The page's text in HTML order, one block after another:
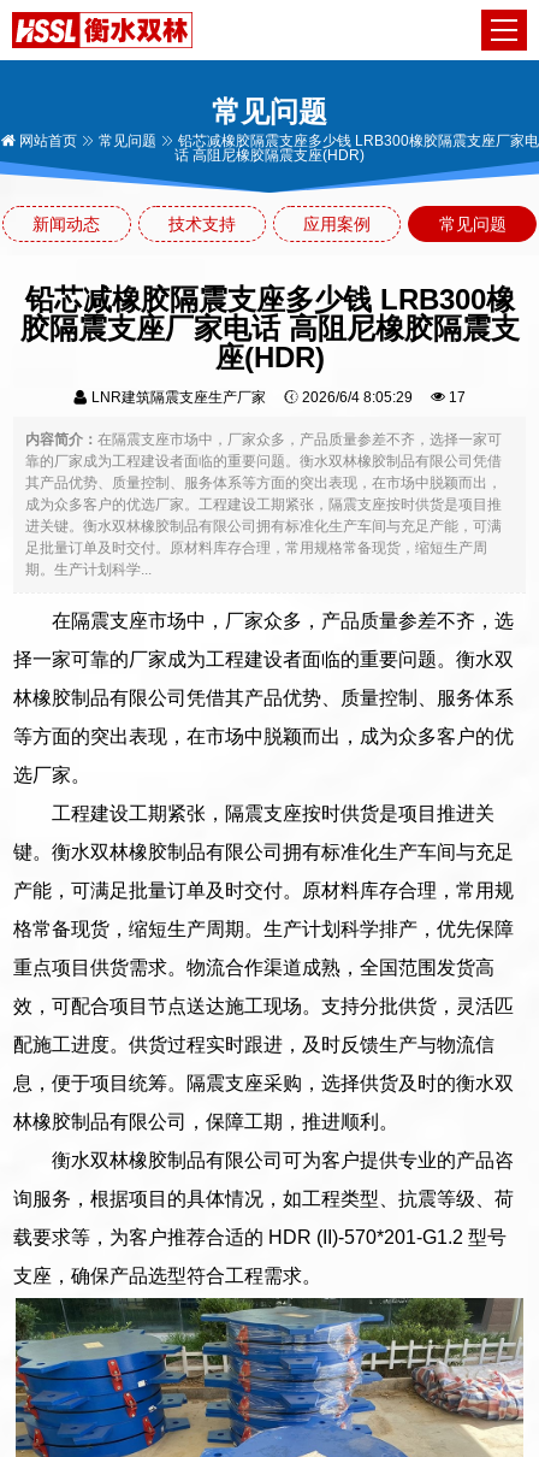
常见问题
网站首页 常见问题
铅芯减橡胶隔震支座多少钱 LRB300橡胶隔震支座厂家电
话 高阻尼橡胶隔震支座(HDR)
新闻动态 技术支持 应用案例 常见问题
铅芯减橡胶隔震支座多少钱 LRB300橡
胶隔震支座厂家电话 高阻尼橡胶隔震支
座(HDR)
LNR建筑隔震支座生产厂家 2026/6/4 8:05:29 17
内容简介：在隔震支座市场中，厂家众多，产品质量参差不齐，选择一家可
靠的厂家成为工程建设者面临的重要问题。衡水双林橡胶制品有限公司凭借
其产品优势、质量控制、服务体系等方面的突出表现，在市场中脱颖而出，
成为众多客户的优选厂家。工程建设工期紧张，隔震支座按时供货是项目推
进关键。衡水双林橡胶制品有限公司拥有标准化生产车间与充足产能，可满
足批量订单及时交付。原材料库存合理，常用规格常备现货，缩短生产周
期。生产计划科学...
在隔震支座市场中，厂家众多，产品质量参差不齐，选
择一家可靠的厂家成为工程建设者面临的重要问题。衡水双
林橡胶制品有限公司凭借其产品优势、质量控制、服务体系
等方面的突出表现，在市场中脱颖而出，成为众多客户的优
选厂家。
工程建设工期紧张，隔震支座按时供货是项目推进关
键。衡水双林橡胶制品有限公司拥有标准化生产车间与充足
产能，可满足批量订单及时交付。原材料库存合理，常用规
格常备现货，缩短生产周期。生产计划科学排产，优先保障
重点项目供货需求。物流合作渠道成熟，全国范围发货高
效，可配合项目节点送达施工现场。支持分批供货，灵活匹
配施工进度。供货过程实时跟进，及时反馈生产与物流信
息，便于项目统筹。隔震支座采购，选择供货及时的衡水双
林橡胶制品有限公司，保障工期，推进顺利。
衡水双林橡胶制品有限公司可为客户提供专业的产品咨
询服务，根据项目的具体情况，如工程类型、抗震等级、荷
载要求等，为客户推荐合适的 HDR (II)-570*201-G1.2 型号
支座，确保产品选型符合工程需求。